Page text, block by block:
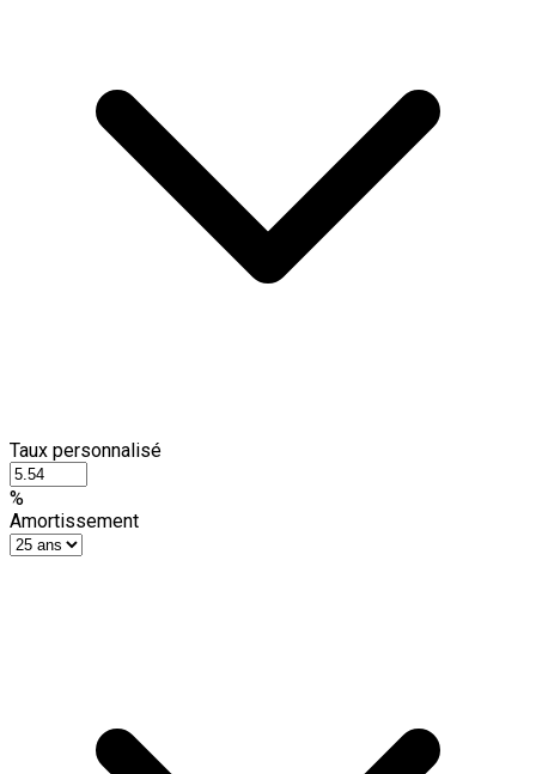
Taux personnalisé
%
Amortissement